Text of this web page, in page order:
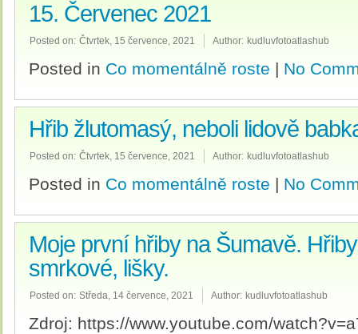
15. Červenec 2021
Posted on: Čtvrtek, 15 července, 2021 Author: kudluvfotoatlashub
Posted in Co momentálně roste | No
Hřib žlutomasý, neboli lidově
Posted on: Čtvrtek, 15 července, 2021 Author: kudluvfotoatlashub
Posted in Co momentálně roste | No
Moje první hřiby na Šumavě.
smrkové, lišky.
Posted on: Středa, 14 července, 2021 Author: kudluvfotoatlashub
Zdroj: https://www.youtube.com/